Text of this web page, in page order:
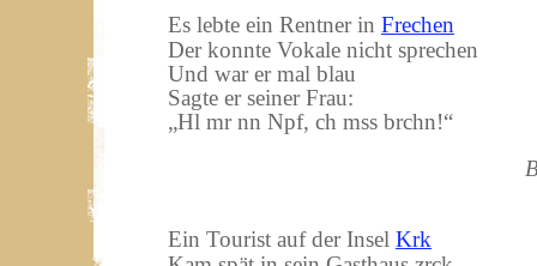
Es lebte ein Rentner in Frechen
Der konnte Vokale nicht sprechen
Und war er mal blau
Sagte er seiner Frau:
„Hl mr nn Npf, ch mss brchn!“
Ein Tourist auf der Insel Krk